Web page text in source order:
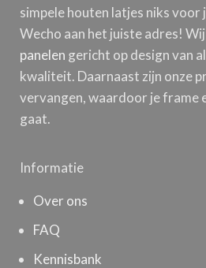
simpele houten latjes niks voor
Wecho aan het juiste adres!
panelen gericht op design van
kwaliteit. Daarnaast zijn onze
vervangen, waardoor je frame
gaat.
Informatie
Over ons
FAQ
Kennisbank